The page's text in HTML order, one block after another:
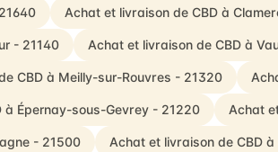
Achat et livraison de CBD à
- 21140 Achat et livraison de CBD à
CBD à Meilly-sur-Rouvres - 21320
à Épernay-sous-Gevrey - 21220 Achat
- 21500 Achat et livraison de CBD